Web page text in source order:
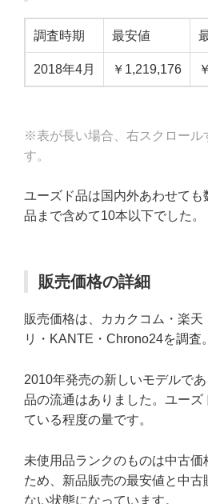
調査時期 最安値
2018年4月 ￥1,219,176
※表が長い場合、右スクロール
す。
ユーズド品は国内外あわせても
品まで含めて10本以下でした。
販売価格の詳細
販売価格は、カカクコム・楽天
リ・KANTE・Chrono24を調査。
2010年発売の新しいモデルで
品の流通はありました。ユーズ
ている程度の量です。
未使用品ランクのものは中古価
ため、新品販売の最安値と中古
ない状態になっています。